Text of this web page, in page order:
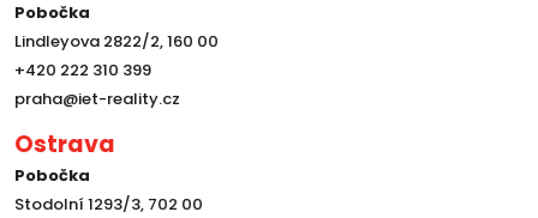
Pobočka
Lindleyova 2822/2, 160 00
+420 222 310 399
praha@iet-reality.cz
Ostrava
Pobočka
Stodolní 1293/3, 702 00